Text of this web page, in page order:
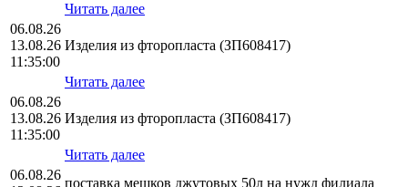
Читать далее
06.08.26
13.08.26
11:35:00
Изделия из фторопласта (ЗП608417)
Читать далее
06.08.26
13.08.26
11:35:00
Изделия из фторопласта (ЗП608417)
Читать далее
06.08.26
поставка мешков джутовых 50л на нужд филиала